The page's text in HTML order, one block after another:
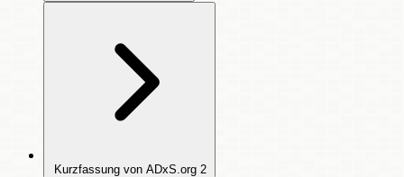
Kurzfassung von ADxS.org 2